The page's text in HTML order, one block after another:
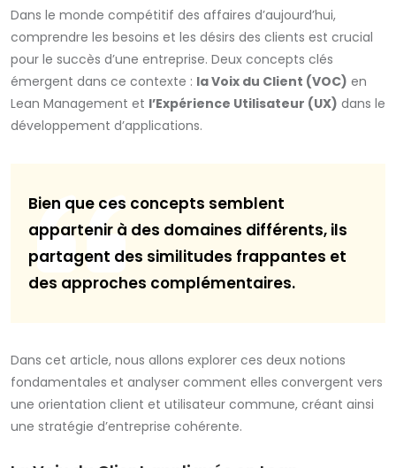
Dans le monde compétitif des affaires d’aujourd’hui,
comprendre les besoins et les désirs des clients est crucial
pour le succès d’une entreprise. Deux concepts clés
émergent dans ce contexte : la Voix du Client (VOC) en
Lean Management et l’Expérience Utilisateur (UX) dans le
développement d’applications.
Bien que ces concepts semblent
appartenir à des domaines différents, ils
partagent des similitudes frappantes et
des approches complémentaires.
Dans cet article, nous allons explorer ces deux notions
fondamentales et analyser comment elles convergent vers
une orientation client et utilisateur commune, créant ainsi
une stratégie d’entreprise cohérente.